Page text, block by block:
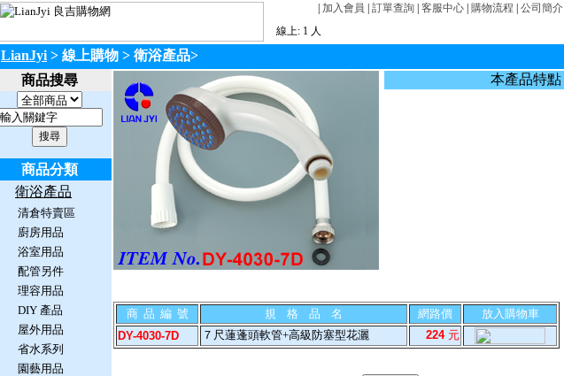
加入會員 訂單查詢 客服中心 購物流程 公司簡介
線上: 1 人
LianJyi > 線上購物 > 衛浴產品>
商品搜尋
商品分類
衛浴產品
清倉特賣區
廚房用品
浴室用品
配管另件
理容用品
DIY 產品
屋外用品
省水系列
園藝用品
本產品特點
商 品 編 號 規 格 品 名 網路價
放入購物車
DY-4030-7D
７尺蓮蓬頭軟管+高級防塞型花灑 224 元